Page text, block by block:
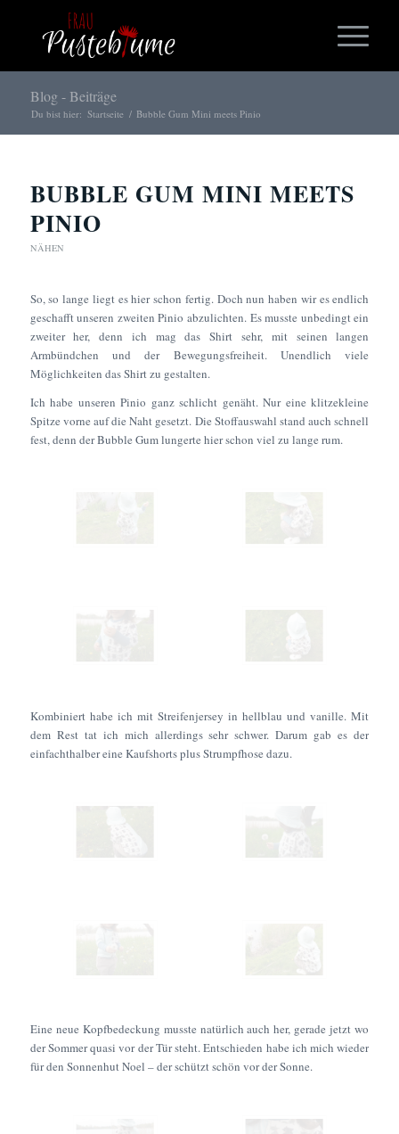
Blog - Beiträge
Du bist hier: Startseite / Bubble Gum Mini meets Pinio
BUBBLE GUM MINI MEETS
PINIO
NÄHEN
So, so lange liegt es hier schon fertig. Doch nun haben wir es endlich
geschafft unseren zweiten Pinio abzulichten. Es musste unbedingt ein
zweiter her, denn ich mag das Shirt sehr, mit seinen langen
Armbündchen und der Bewegungsfreiheit. Unendlich viele
Möglichkeiten das Shirt zu gestalten.
Ich habe unseren Pinio ganz schlicht genäht. Nur eine klitzekleine
Spitze vorne auf die Naht gesetzt. Die Stoffauswahl stand auch schnell
fest, denn der Bubble Gum lungerte hier schon viel zu lange rum.
Kombiniert habe ich mit Streifenjersey in hellblau und vanille. Mit
dem Rest tat ich mich allerdings sehr schwer. Darum gab es der
einfachthalber eine Kaufshorts plus Strumpfhose dazu.
Eine neue Kopfbedeckung musste natürlich auch her, gerade jetzt wo
der Sommer quasi vor der Tür steht. Entschieden habe ich mich wieder
für den Sonnenhut Noel – der schützt schön vor der Sonne.